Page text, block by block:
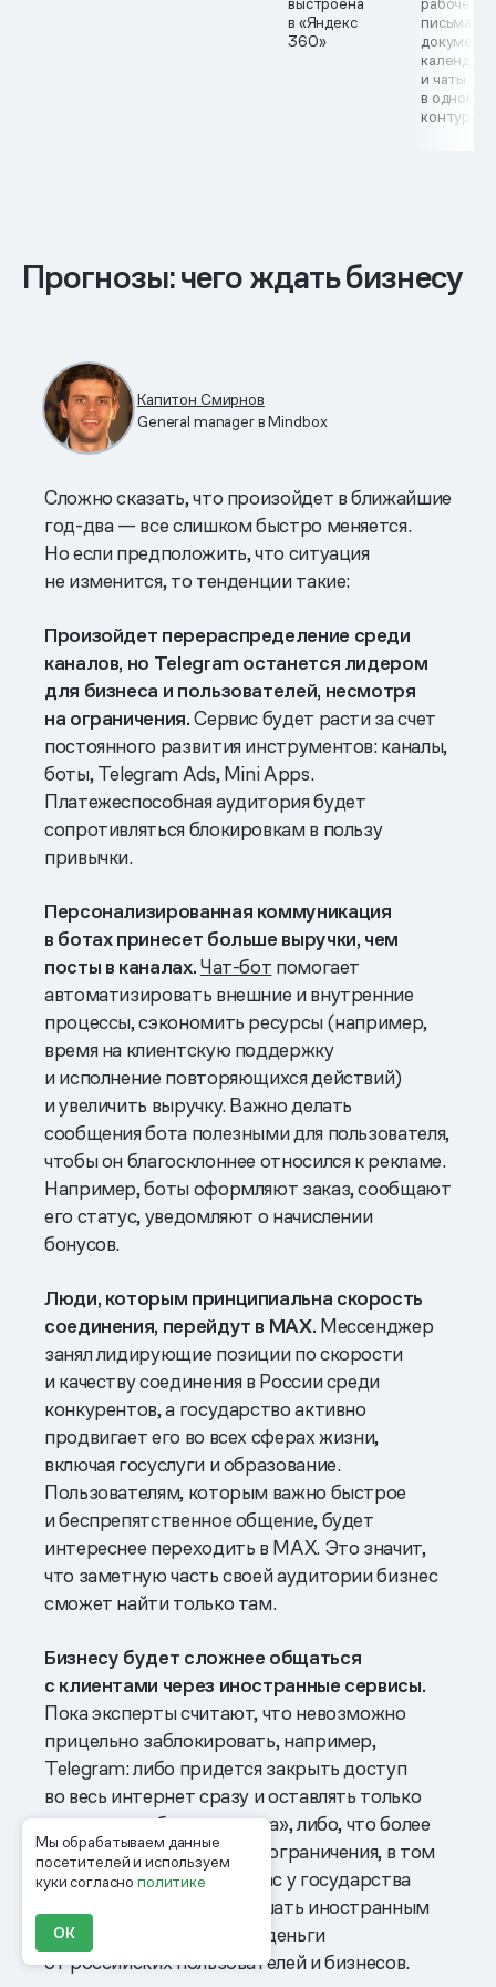
Мы обрабатываем данные
посетителей и используем
куки согласнополитике
ОК
в «Яндекс
360»
письма,
календари
и чаты
в одном
контуре
Прогнозы: чего ждать бизнесу
Капитон Смирнов
General manager в Mindbox
Сложно сказать, что произойдет в ближайшие
год-два — все слишком быстро меняется.
Но если предположить, что ситуация
не изменится, то тенденции такие:
Произойдет перераспределение среди
каналов, но Telegram останется лидером
для бизнеса и пользователей, несмотря
на ограничения.Сервис будет расти за счет
постоянного развития инструментов: каналы,
боты, Telegram Ads, Mini Apps.
Платежеспособная аудитория будет
сопротивляться блокировкам в пользу
привычки.
Персонализированная коммуникация
в ботах принесет больше выручки, чем
посты в каналах.Чат-бот помогает
автоматизировать внешние и внутренние
процессы, сэкономить ресурсы (например,
время на клиентскую поддержку
и исполнение повторяющихся действий)
и увеличить выручку. Важно делать
сообщения бота полезными для пользователя,
чтобы он благосклоннее относился к рекламе.
Например, боты оформляют заказ, сообщают
его статус, уведомляют о начислении
бонусов.
Люди, которым принципиальна скорость
соединения, перейдут в MAX. Мессенджер
занял лидирующие позиции по скорости
и качеству соединения в России среди
конкурентов, а государство активно
продвигает его во всех сферах жизни,
включая госуслуги и образование.
Пользователям, которым важно быстрое
и беспрепятственное общение, будет
интереснее переходить в MAX. Это значит,
что заметную часть своей аудитории бизнес
сможет найти только там.
Бизнесу будет сложнее общаться
с клиентами через иностранные сервисы.
Пока эксперты считают, что невозможно
прицельно заблокировать, например,
Telegram: либо придется закрыть доступ
во весь интернет сразу и оставлять только
сервисы из «белого списка», либо, что более
вероятно, вводить новые ограничения, в том
числе юридические. Сейчас у государства
тренд на то, чтобы помешать иностранным
мессенджерам получать деньги
от российских пользователей и бизнесов.